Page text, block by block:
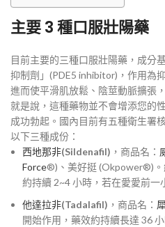
主要 3 種口服壯陽藥
目前主要的三種口服壯陽藥，成分
抑制劑」(PDE5 inhibitor)，作用為
進而使平滑肌放鬆、陰莖動脈擴張
就是說，這種藥物並不會增添您的
成功勃起。國內目前有五種衛生署
以下三種成份：
西地那非(Sildenafil) ，商品名：
Force®)、美好挺 (Okpower®)。
約持續 2~4 小時，若在愛愛前一
他達拉非(Tadalafil) ，商品名：
開始作用，藥效約持續長達 36